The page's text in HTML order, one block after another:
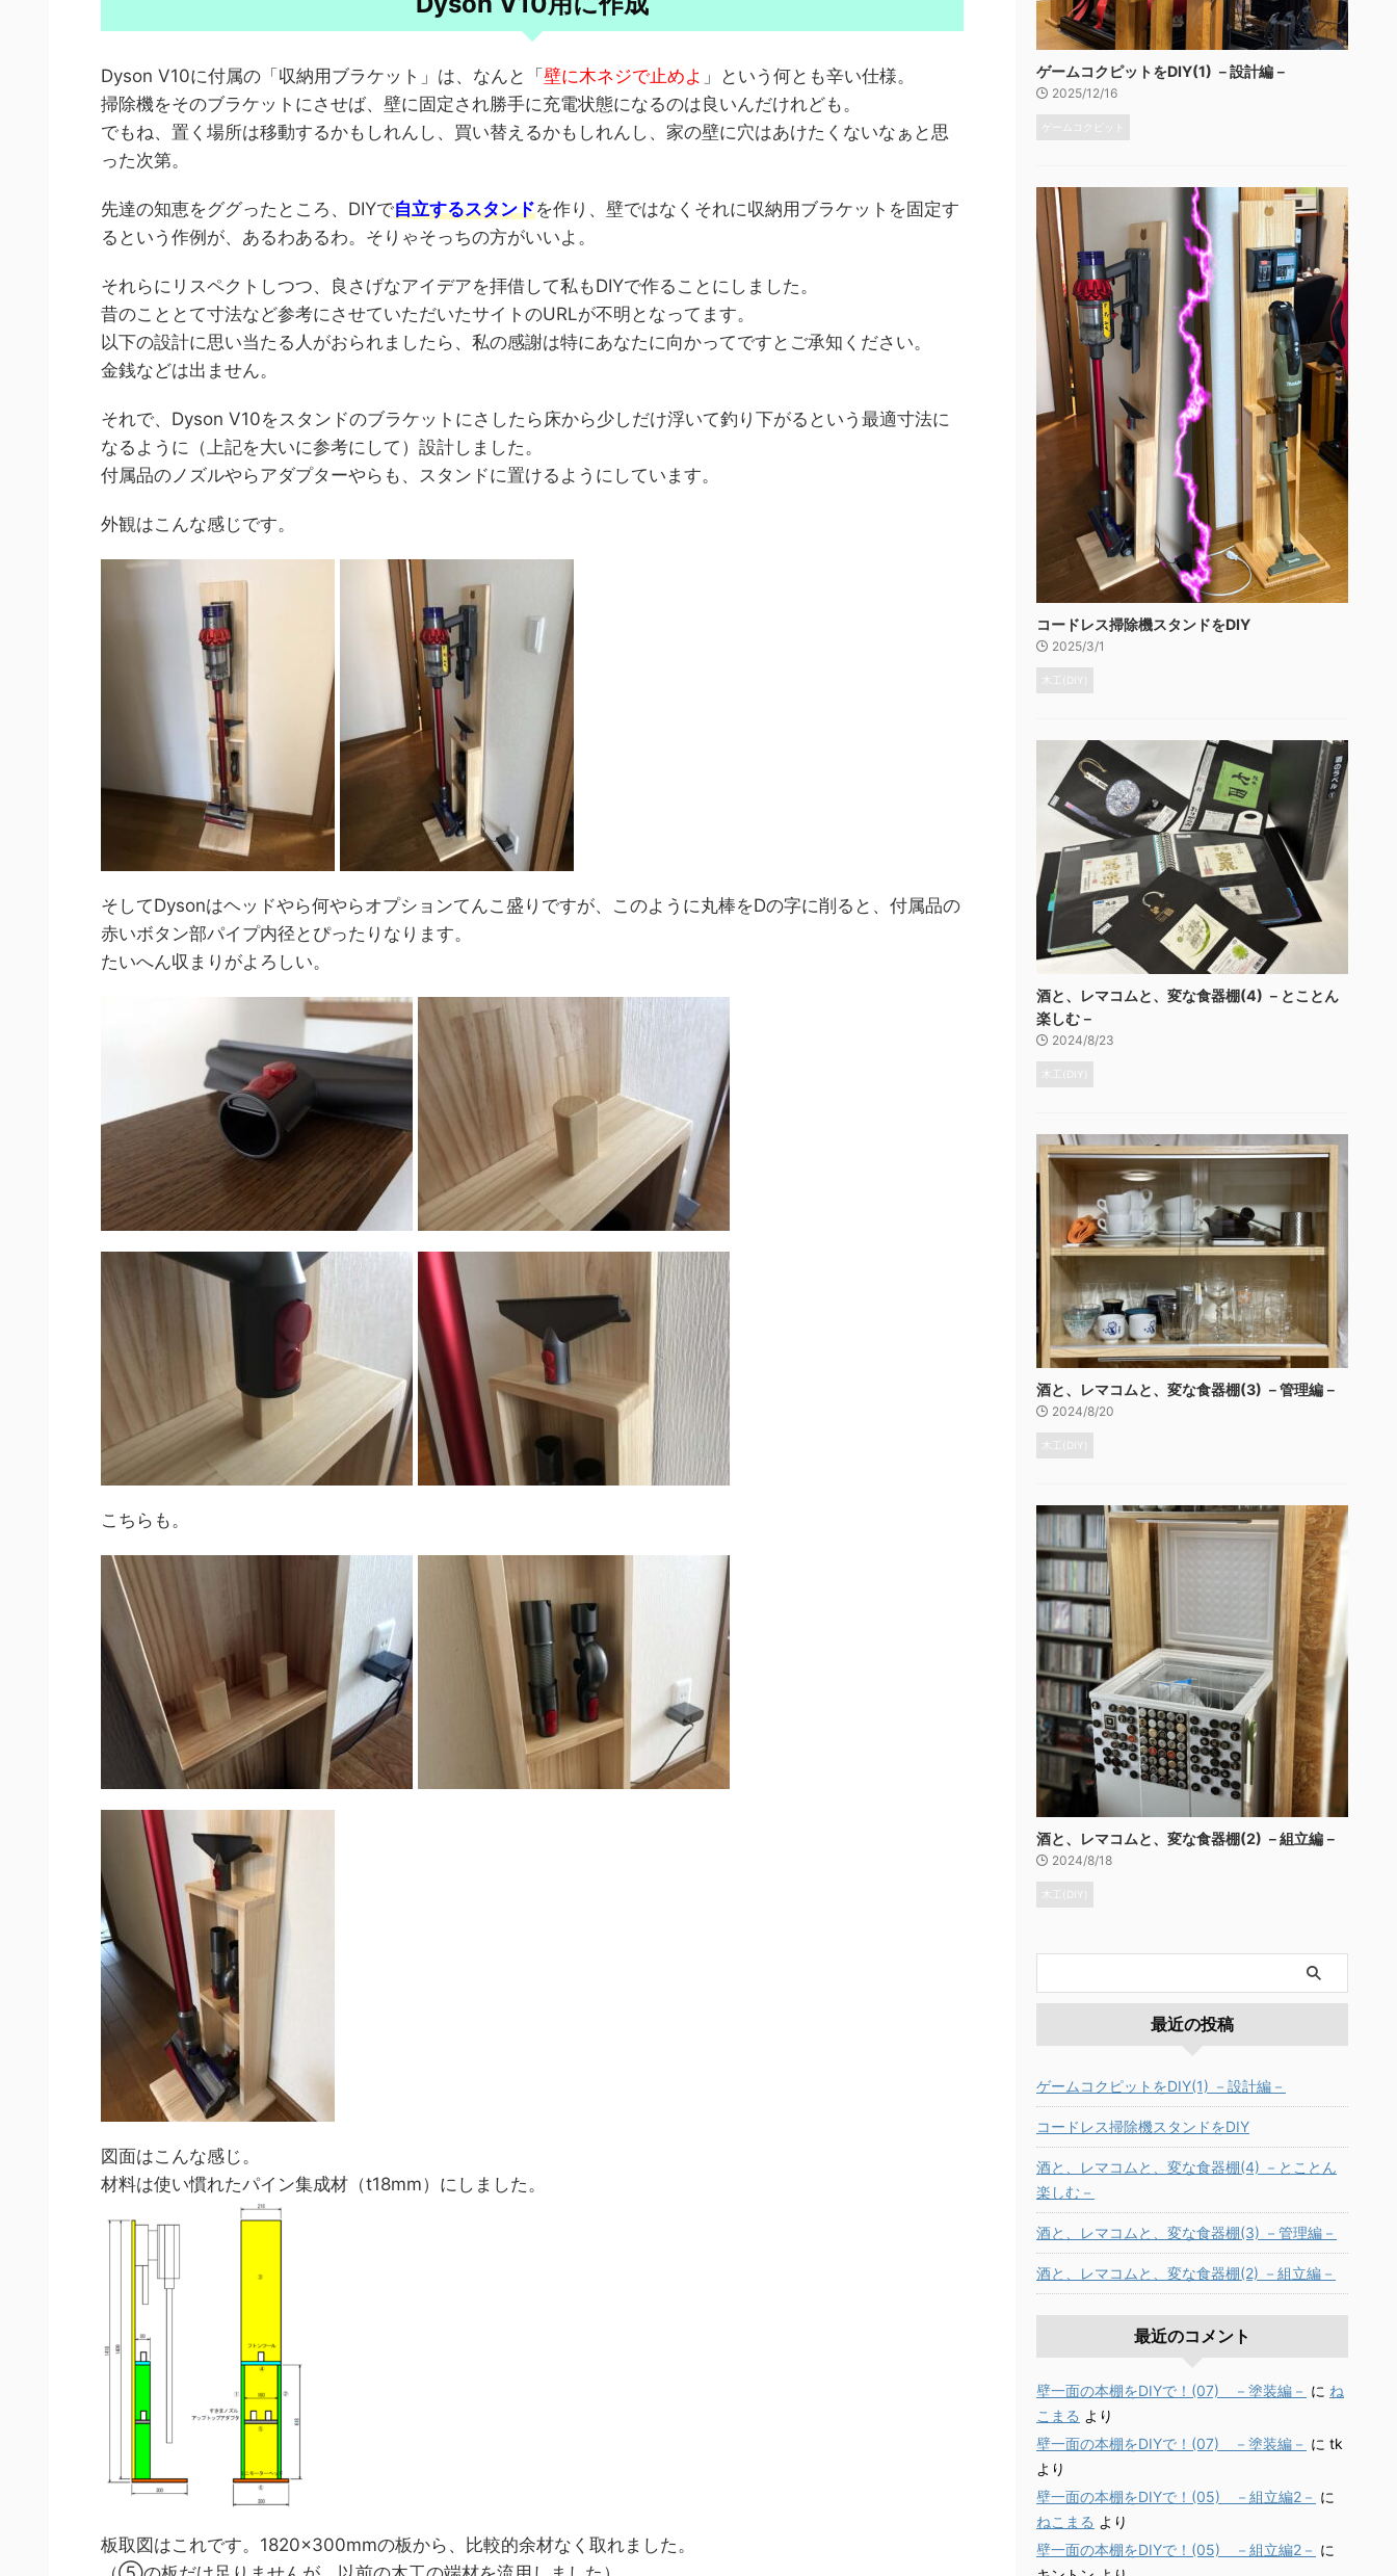
Dyson V10に付属の「収納用ブラケット」は、なんと「 壁に木ネジで止めよ 」という何とも辛い仕様。
掃除機をそのブラケットにさせば、壁に固定され勝手に充電状態になるのは良いんだけれども。
でもね、置く場所は移動するかもしれんし、買い替えるかもしれんし、家の壁に穴はあけたくないなぁと思
った次第。
先達の知恵をググったところ、DIYで自立するスタンドを作り、壁ではなくそれに収納用ブラケットを固定す
るという作例が、あるわあるわ。そりゃそっちの方がいいよ。
それらにリスペクトしつつ、良さげなアイデアを拝借して私もDIYで作ることにしました。
昔のこととて寸法など参考にさせていただいたサイトのURLが不明となってます。
以下の設計に思い当たる人がおられましたら、私の感謝は特にあなたに向かってですとご承知ください。
金銭などは出ません。
それで、Dyson V10をスタンドのブラケットにさしたら床から少しだけ浮いて釣り下がるという最適寸法に
なるように（上記を大いに参考にして）設計しました。
付属品のノズルやらアダプターやらも、スタンドに置けるようにしています。
外観はこんな感じです。
そしてDysonはヘッドやら何やらオプションてんこ盛りですが、このように丸棒をDの字に削ると、付属品の
赤いボタン部パイプ内径とぴったりなります。
たいへん収まりがよろしい。
こちらも。
図面はこんな感じ。
材料は使い慣れたパイン集成材（t18mm）にしました。
板取図はこれです。1820×300mmの板から、比較的余材なく取れました。
ゲームコクピットをDIY(1) －設計編－
2025/12/16
ゲームコクピット
コードレス掃除機スタンドをDIY
2025/3/1
木工(DIY)
酒と、レマコムと、変な食器棚(4) －とことん
楽しむ－
2024/8/23
木工(DIY)
酒と、レマコムと、変な食器棚(3) －管理編－
2024/8/20
木工(DIY)
酒と、レマコムと、変な食器棚(2) －組立編－
2024/8/18
木工(DIY)
最近の投稿
ゲームコクピットをDIY(1) －設計編－
コードレス掃除機スタンドをDIY
酒と、レマコムと、変な食器棚(4) －とことん
楽しむ－
酒と、レマコムと、変な食器棚(3) －管理編－
酒と、レマコムと、変な食器棚(2) －組立編－
最近のコメント
壁一面の本棚をDIYで！(07) －塗装編－ に ね
こまる より
壁一面の本棚をDIYで！(07) －塗装編－ に tk
より
壁一面の本棚をDIYで！(05) －組立編2－ に
ねこまる より
壁一面の本棚をDIYで！(05) －組立編2－ に